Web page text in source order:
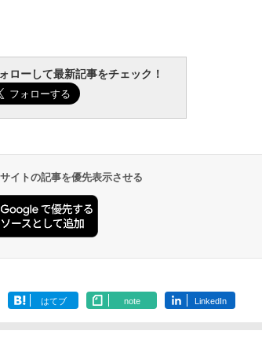
ローして最新記事をチェック！
イトの記事を優先表示させる
はてブ note LinkedIn